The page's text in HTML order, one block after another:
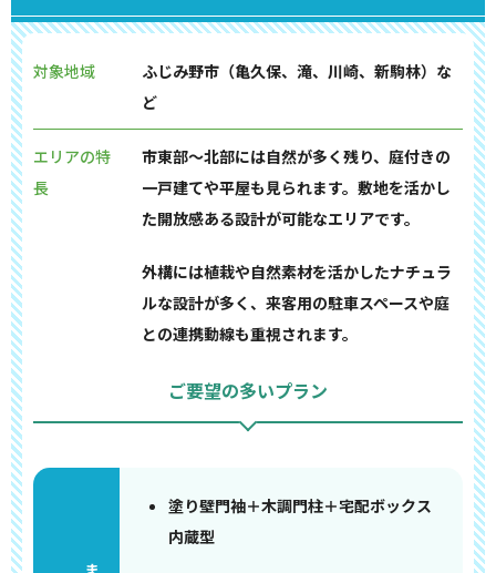
対象地域
ふじみ野市（亀久保、滝、川崎、新駒林）な
ど
エリアの特
長
市東部〜北部には自然が多く残り、庭付きの
一戸建てや平屋も見られます。敷地を活かし
た開放感ある設計が可能なエリアです。
外構には植栽や自然素材を活かしたナチュラ
ルな設計が多く、来客用の駐車スペースや庭
との連携動線も重視されます。
ご要望の多いプラン
塗り壁門袖＋木調門柱＋宅配ボックス
内蔵型